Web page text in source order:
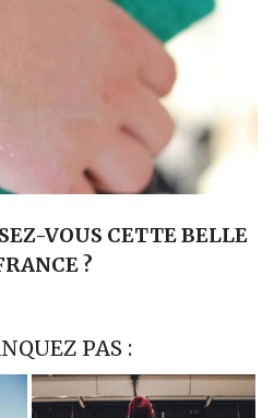
VOUS CETTE BELLE
?
PAS :